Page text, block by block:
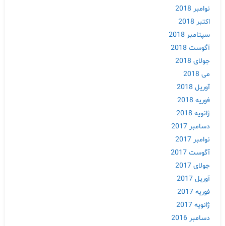
نوامبر 2018
اکتبر 2018
سپتامبر 2018
آگوست 2018
جولای 2018
می 2018
آوریل 2018
فوریه 2018
ژانویه 2018
دسامبر 2017
نوامبر 2017
آگوست 2017
جولای 2017
آوریل 2017
فوریه 2017
ژانویه 2017
دسامبر 2016